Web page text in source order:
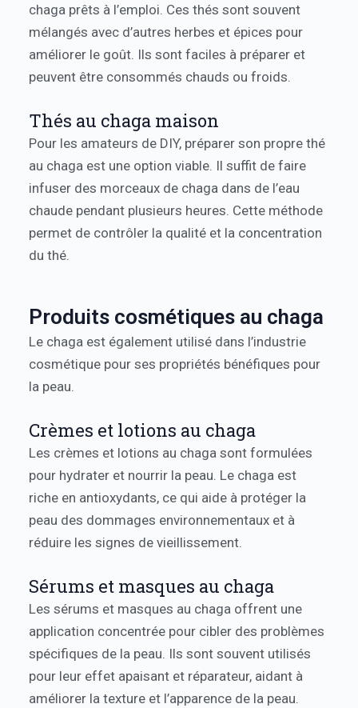
chaga prêts à l’emploi. Ces thés sont souvent
mélangés avec d’autres herbes et épices pour
améliorer le goût. Ils sont faciles à préparer et
peuvent être consommés chauds ou froids.
Thés au chaga maison
Pour les amateurs de DIY, préparer son propre thé
au chaga est une option viable. Il suffit de faire
infuser des morceaux de chaga dans de l’eau
chaude pendant plusieurs heures. Cette méthode
permet de contrôler la qualité et la concentration
du thé.
Produits cosmétiques au chaga
Le chaga est également utilisé dans l’industrie
cosmétique pour ses propriétés bénéfiques pour
la peau.
Crèmes et lotions au chaga
Les crèmes et lotions au chaga sont formulées
pour hydrater et nourrir la peau. Le chaga est
riche en antioxydants, ce qui aide à protéger la
peau des dommages environnementaux et à
réduire les signes de vieillissement.
Sérums et masques au chaga
Les sérums et masques au chaga offrent une
application concentrée pour cibler des problèmes
spécifiques de la peau. Ils sont souvent utilisés
pour leur effet apaisant et réparateur, aidant à
améliorer la texture et l’apparence de la peau.